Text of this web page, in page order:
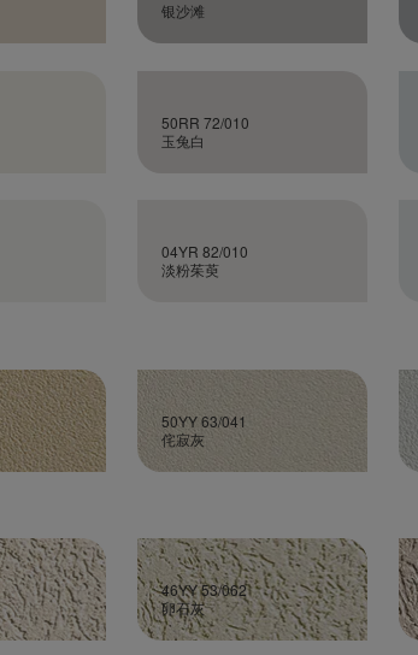
银沙滩
50RR 72/010
玉兔白
04YR 82/010
淡粉茱萸
50YY 63/041
侘寂灰
46YY 53/062
卵石灰